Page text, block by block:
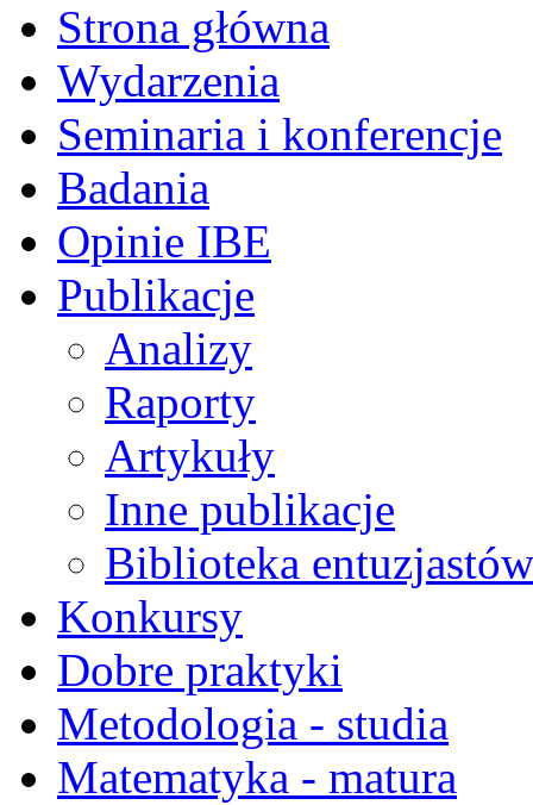
Strona główna
Wydarzenia
Seminaria i konferencje
Badania
Opinie IBE
Publikacje
Analizy
Raporty
Artykuły
Inne publikacje
Biblioteka
Konkursy
Dobre praktyki
Metodologia - studia
Matematyka - matura